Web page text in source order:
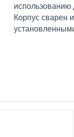
использованию
Корпус сварен